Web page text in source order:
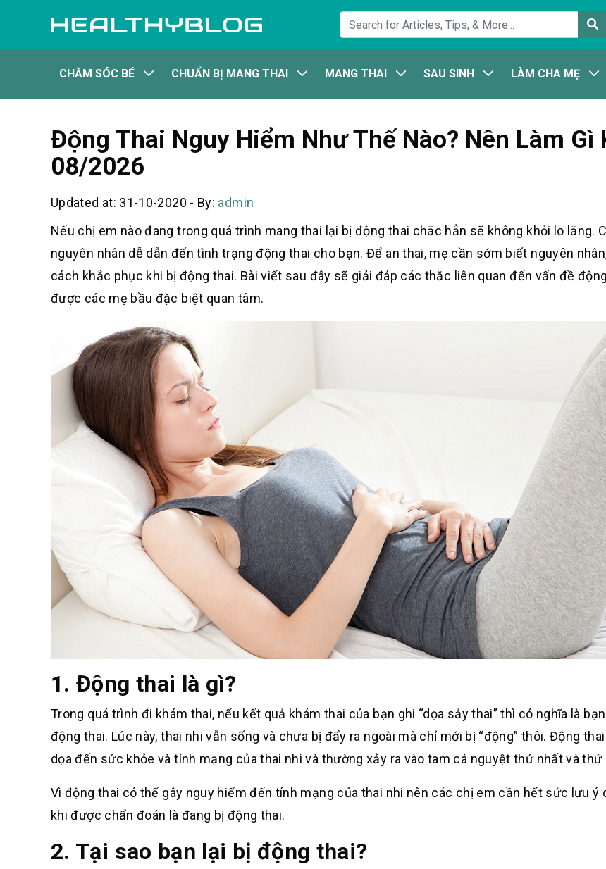
CHĂM SÓC BÉ CHUẨN BỊ MANG THAI MANG THAI SAU SINH LÀM CHA MẸ
Động Thai Nguy Hiểm Như Thế Nào? Nên Làm
08/2026
Updated at: 31-10-2020 - By: admin
Nếu chị em nào đang trong quá trình mang thai lại bị động thai chắc hẳn sẽ không khỏi lo lắng.
nguyên nhân dễ dẫn đến tình trạng động thai cho bạn. Để an thai, mẹ cần sớm biết nguyên
cách khắc phục khi bị động thai. Bài viết sau đây sẽ giải đáp các thắc liên quan đến vấn đề
được các mẹ bầu đặc biệt quan tâm.
1. Động thai là gì?
Trong quá trình đi khám thai, nếu kết quả khám thai của bạn ghi “dọa sảy thai” thì có nghĩa là
động thai. Lúc này, thai nhi vẫn sống và chưa bị đẩy ra ngoài mà chỉ mới bị “động” thôi. Động
dọa đến sức khỏe và tính mạng của thai nhi và thường xảy ra vào tam cá nguyệt thứ nhất và thứ
Vì động thai có thể gây nguy hiểm đến tính mạng của thai nhi nên các chị em cần hết sức lưu ý
khi được chẩn đoán là đang bị động thai.
2. Tại sao bạn lại bị động thai?